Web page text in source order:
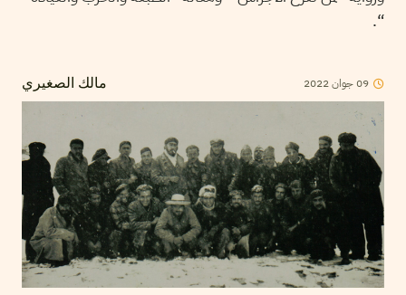
“.
مالك الصغيري 09جوان2022